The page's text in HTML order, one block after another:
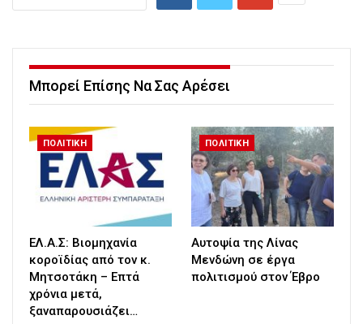
Μπορεί Επίσης Να Σας Αρέσει
ΠΟΛΙΤΙΚΗ
ΕΛ.Α.Σ: Βιομηχανία
κοροϊδίας από τον κ.
Μητσοτάκη – Επτά
χρόνια μετά,
ξαναπαρουσιάζει…
ΠΟΛΙΤΙΚΗ
Αυτοψία της Λίνας
Μενδώνη σε έργα
πολιτισμού στον Έβρο